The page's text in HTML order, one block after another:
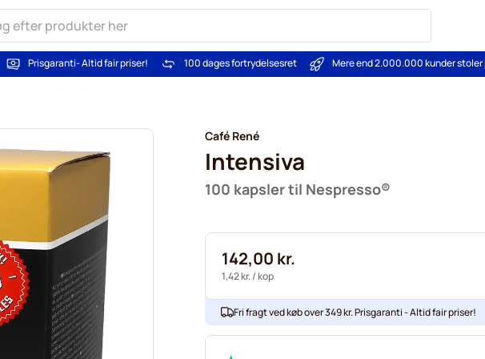
Prisgaranti- Altid fair priser! 100 dages fortrydelsesret Mere end 2.000.000 kunder stoler
Café René
Intensiva
100 kapsler til Nespresso®
142,00 kr.
1,42 kr./ kop
Fri fragt ved køb over 349 kr. Prisgaranti - Altid fair priser!